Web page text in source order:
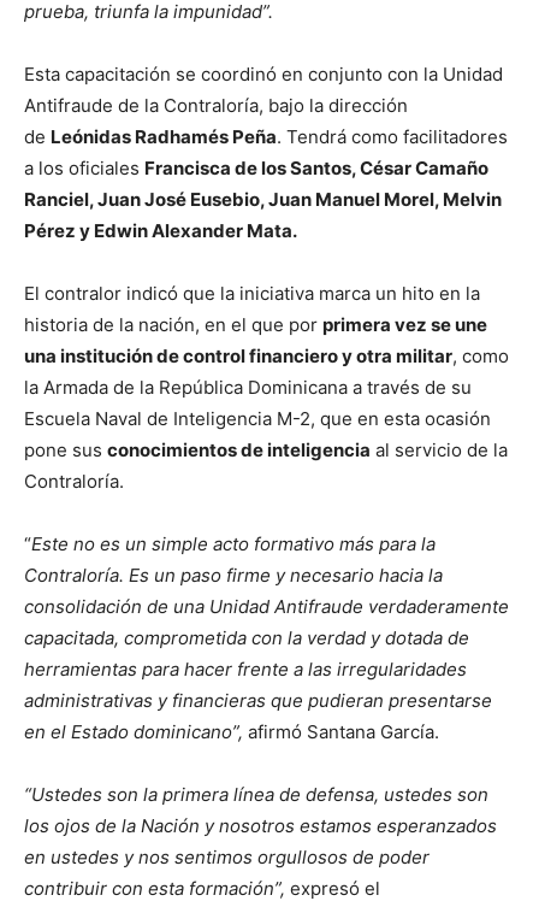
prueba, triunfa la impunidad”.
Esta capacitación se coordinó en conjunto con la Unidad
Antifraude de la Contraloría, bajo la dirección
de Leónidas Radhamés Peña. Tendrá como facilitadores
a los oficiales Francisca de los Santos, César Camaño
Ranciel, Juan José Eusebio, Juan Manuel Morel, Melvin
Pérez y Edwin Alexander Mata.
El contralor indicó que la iniciativa marca un hito en la
historia de la nación, en el que por primera vez se une
una institución de control financiero y otra militar, como
la Armada de la República Dominicana a través de su
Escuela Naval de Inteligencia M-2, que en esta ocasión
pone sus conocimientos de inteligencia al servicio de la
Contraloría.
“Este no es un simple acto formativo más para la
Contraloría. Es un paso firme y necesario hacia la
consolidación de una Unidad Antifraude verdaderamente
capacitada, comprometida con la verdad y dotada de
herramientas para hacer frente a las irregularidades
administrativas y financieras que pudieran presentarse
en el Estado dominicano”, afirmó Santana García.
“Ustedes son la primera línea de defensa, ustedes son
los ojos de la Nación y nosotros estamos esperanzados
en ustedes y nos sentimos orgullosos de poder
contribuir con esta formación”, expresó el